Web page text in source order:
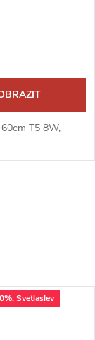
T5 8W,
Svetlaslev